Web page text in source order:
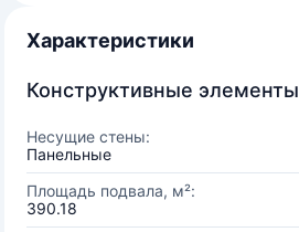
Характеристики
Конструктивные элементы
Несущие стены:
Панельные
Площадь подвала, м²:
390.18